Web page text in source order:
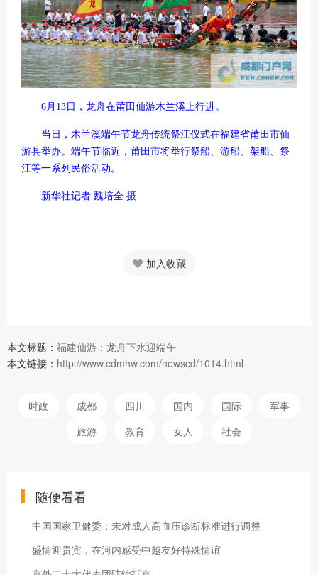
6月13日，龙舟在莆田仙游木兰溪上行进。
当日，木兰溪端午节龙舟传统祭江仪式在福建省莆田市仙
游县举办。端午节临近，莆田市将举行祭船、游船、架船、祭
江等一系列民俗活动。
新华社记者 魏培全 摄
加入收藏
本文标题： 福建仙游：龙舟下水迎端午
本文链接： http://www.cdmhw.com/newscd/1014.html
时政 成都 四川 国内 国际
军事
旅游
教育 女人 社会
随便看看
中国国家卫健委：未对成人高血压诊断标准进行调整
盛情迎贵宾，在河内感受中越友好特殊情谊